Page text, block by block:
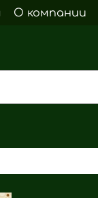
О компании